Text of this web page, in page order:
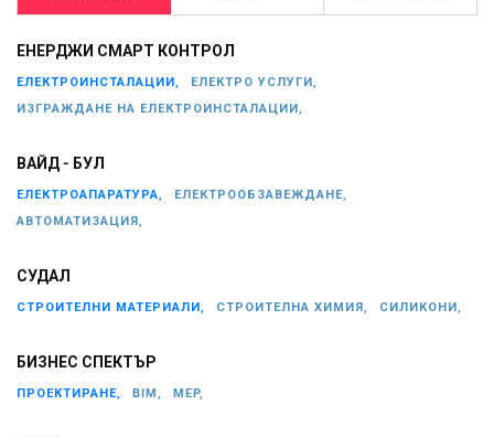
ЕНЕРДЖИ СМАРТ КОНТРОЛ
ЕЛЕКТРОИНСТАЛАЦИИ,
ЕЛЕКТРО УСЛУГИ,
ИЗГРАЖДАНЕ НА ЕЛЕКТРОИНСТАЛАЦИИ,
ВАЙД - БУЛ
ЕЛЕКТРОАПАРАТУРА,
ЕЛЕКТРООБЗАВЕЖДАНЕ,
АВТОМАТИЗАЦИЯ,
СУДАЛ
СТРОИТЕЛНИ МАТЕРИАЛИ, СТРОИТЕЛНА ХИМИЯ, СИЛИКОНИ,
БИЗНЕС СПЕКТЪР
ПРОЕКТИРАНЕ, BIM, MEP,